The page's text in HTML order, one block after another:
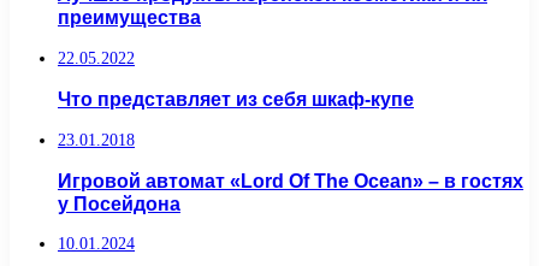
преимущества
22.05.2022
Что представляет из себя шкаф-купе
23.01.2018
Игровой автомат «Lord Of The Ocean» – в гостях
у Посейдона
10.01.2024